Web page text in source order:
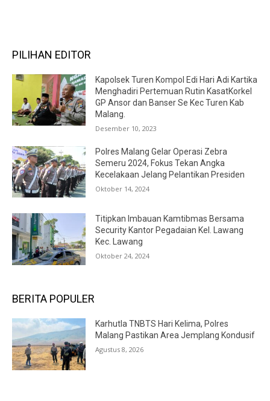
PILIHAN EDITOR
Kapolsek Turen Kompol Edi Hari Adi Kartika
Menghadiri Pertemuan Rutin KasatKorkel
GP Ansor dan Banser Se Kec Turen Kab
Malang.
Desember 10, 2023
Polres Malang Gelar Operasi Zebra
Semeru 2024, Fokus Tekan Angka
Kecelakaan Jelang Pelantikan Presiden
Oktober 14, 2024
Titipkan Imbauan Kamtibmas Bersama
Security Kantor Pegadaian Kel. Lawang
Kec. Lawang
Oktober 24, 2024
BERITA POPULER
Karhutla TNBTS Hari Kelima, Polres
Malang Pastikan Area Jemplang Kondusif
Agustus 8, 2026